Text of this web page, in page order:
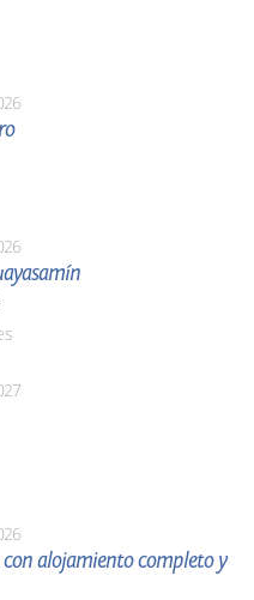
con alojamiento completo y